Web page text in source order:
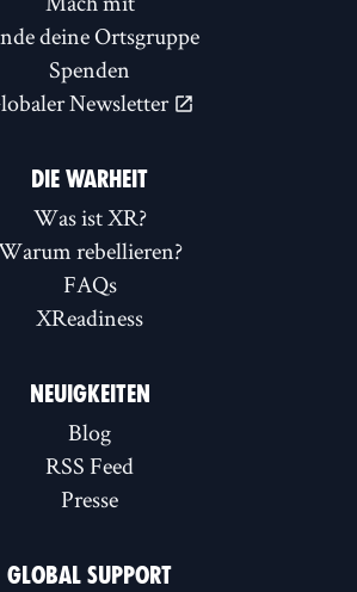
deine Ortsgruppe
Spenden
Newsletter
DIE WARHEIT
Was ist XR?
rebellieren?
FAQs
XReadiness
NEUIGKEITEN
Blog
RSS Feed
Presse
GLOBAL SUPPORT